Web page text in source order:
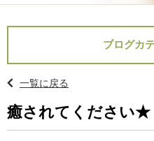
ブログカ
一覧に戻る
癒されてください★